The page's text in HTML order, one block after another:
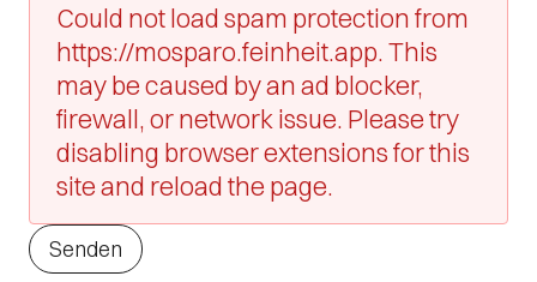
Could not load spam protection from
https://mosparo.feinheit.app. This
may be caused by an ad blocker,
firewall, or network issue. Please try
disabling browser extensions for this
site and reload the page.
Senden